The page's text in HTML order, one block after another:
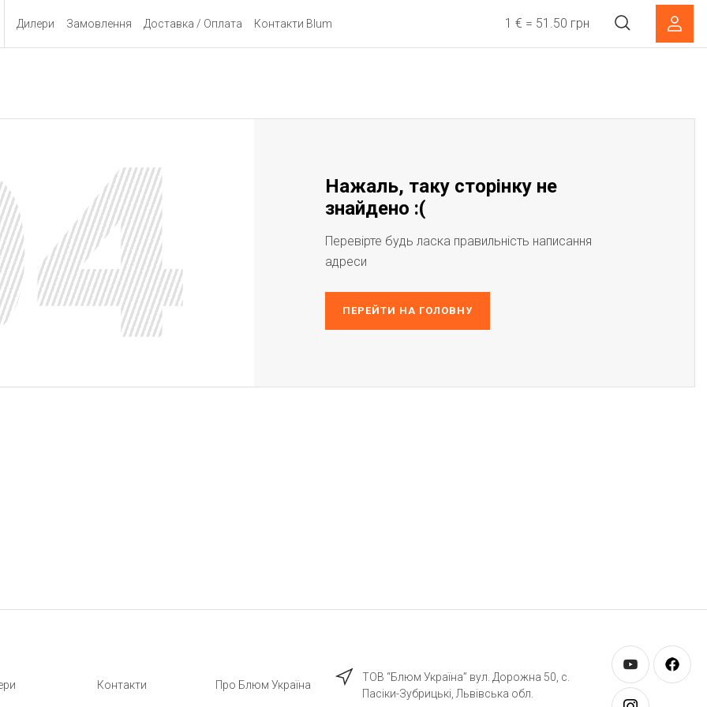
Дилери Замовлення Доставка / Оплата Контакти Blum 1 € = 51.50 грн
Нажаль, таку сторінку не
знайдено :(
Перевірте будь ласка правильність написання
адреси
ПЕРЕЙТИ НА ГОЛОВНУ
Контакти Про Блюм Україна
ТОВ “Блюм Україна” вул. Дорожна 50, c.
Пасіки-Зубрицькі, Львівська обл.